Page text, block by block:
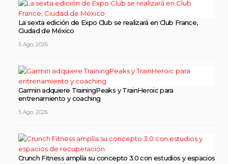
La sexta edición de Expo Club se realizará en Club France,
Ciudad de México
5 Ago, 2026
Garmin adquiere TrainingPeaks y TrainHeroic para
entrenamiento y coaching
5 Ago, 2026
Crunch Fitness amplía su concepto 3.0 con estudios y espacios